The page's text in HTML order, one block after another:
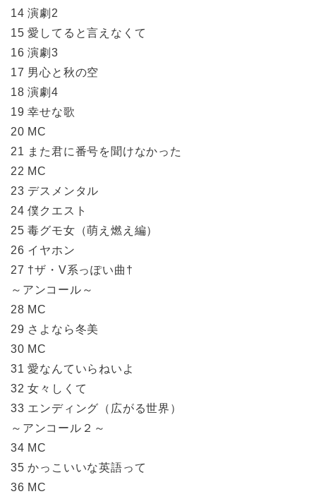
14 演劇2
15 愛してると言えなくて
16 演劇3
17 男心と秋の空
18 演劇4
19 幸せな歌
20 MC
21 また君に番号を聞けなかった
22 MC
23 デスメンタル
24 僕クエスト
25 毒グモ女（萌え燃え編）
26 イヤホン
27 †ザ・V系っぽい曲†
～アンコール～
28 MC
29 さよなら冬美
30 MC
31 愛なんていらねいよ
32 女々しくて
33 エンディング（広がる世界）
～アンコール２～
34 MC
35 かっこいいな英語って
36 MC